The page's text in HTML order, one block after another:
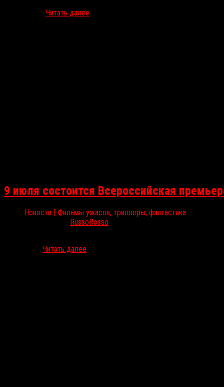
Читать далее
9 июля состоится Всероссийская
Новости | Фильмы ужасов, триллеры, фантастика
RussoRosso
Читать далее